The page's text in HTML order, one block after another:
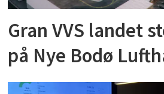
Gran VVS landet
på Nye Bodø